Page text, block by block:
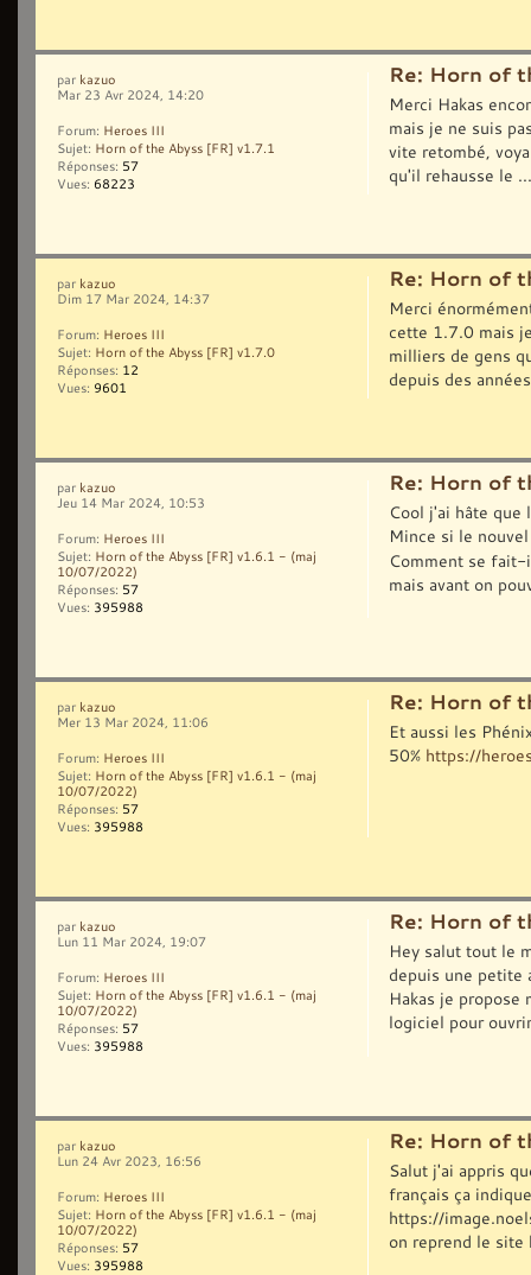
Re: Horn of
Merci Hakas
mais je ne suis
vite retombé,
qu'il rehausse le ...
par kazuo
Mar 23 Avr 2024, 14:20
Forum: Heroes III
Sujet: Horn of the Abyss [FR] v1.7.1
Réponses: 57
Vues: 68223
Re: Horn of
Merci
cette 1.7.0 mais
milliers de gens
depuis des
par kazuo
Dim 17 Mar 2024, 14:37
Forum: Heroes III
Sujet: Horn of the Abyss [FR] v1.7.0
Réponses: 12
Vues: 9601
Re: Horn of
Cool j'ai hâte
Mince si le
Comment se fait-
mais avant on
par kazuo
Jeu 14 Mar 2024, 10:53
Forum: Heroes III
Sujet: Horn of the Abyss [FR] v1.6.1 - (maj
10/07/2022)
Réponses: 57
Vues: 395988
Re: Horn of
Et aussi les
50% https://
par kazuo
Mer 13 Mar 2024, 11:06
Forum: Heroes III
Sujet: Horn of the Abyss [FR] v1.6.1 - (maj
10/07/2022)
Réponses: 57
Vues: 395988
Re: Horn of
Hey salut tout le
depuis une petite
Hakas je
logiciel pour
par kazuo
Lun 11 Mar 2024, 19:07
Forum: Heroes III
Sujet: Horn of the Abyss [FR] v1.6.1 - (maj
10/07/2022)
Réponses: 57
Vues: 395988
Re: Horn of
Salut j'ai appris
français ça
https://
on reprend le
par kazuo
Lun 24 Avr 2023, 16:56
Forum: Heroes III
Sujet: Horn of the Abyss [FR] v1.6.1 - (maj
10/07/2022)
Réponses: 57
Vues: 395988